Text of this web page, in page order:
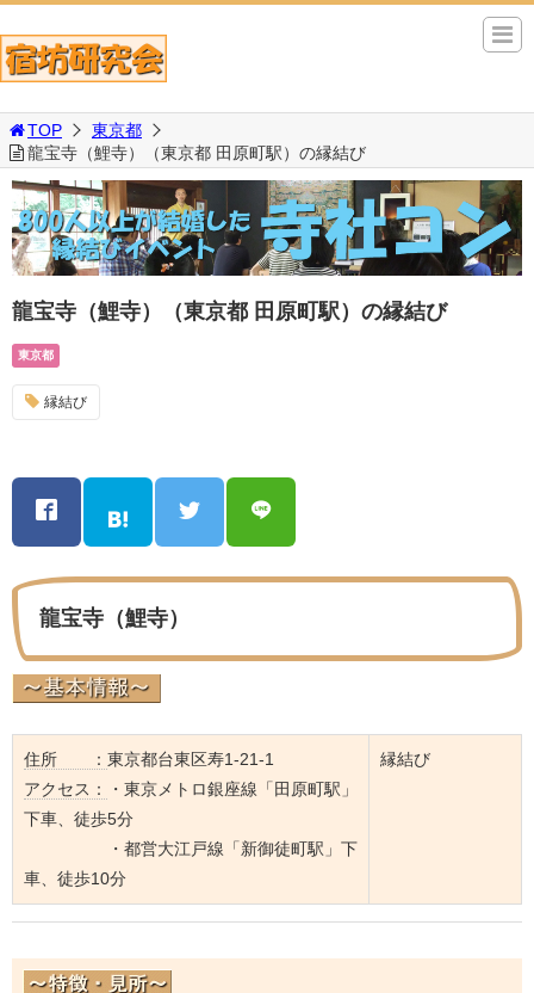
TOP
東京都
龍宝寺（鯉寺）（東京都 田原町駅）の縁結び
龍宝寺（鯉寺）（東京都 田原町駅）の縁結び
東京都
縁結び
龍宝寺（鯉寺）
住所 ： 東京都台東区寿1-21-1
アクセス：
・東京メトロ銀座線「田原町駅」
下車、徒歩5分
・都営大江戸線「新御徒町駅」下
車、徒歩10分
縁結び